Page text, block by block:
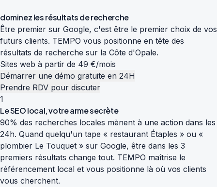
dominezlesrésultatsderecherche
Être premier sur Google, c'est être le premier choix de vos
futurs clients. TEMPO vous positionne en tête des
résultats de recherche sur la Côte d'Opale.
Sites web à partir de 49 €/mois
Démarrer une démo gratuite en 24H
Prendre RDV pour discuter
1
Le SEO local, votre arme secrète
90% des recherches locales mènent à une action dans les
24h. Quand quelqu'un tape « restaurant Étaples » ou «
plombier Le Touquet » sur Google, être dans les 3
premiers résultats change tout. TEMPO maîtrise le
référencement local et vous positionne là où vos clients
vous cherchent.